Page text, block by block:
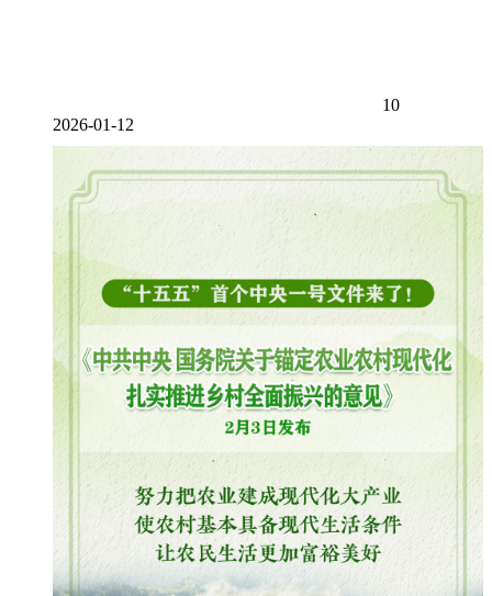
10
2026-01-12